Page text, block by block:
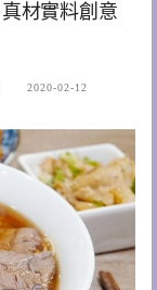
材實料創意
2020-02-12